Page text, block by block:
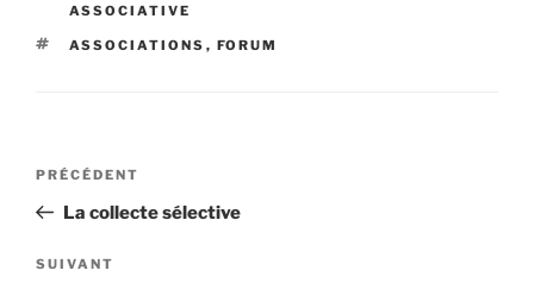
ASSOCIATIVE
ÉTIQUETTES
ASSOCIATIONS , FORUM
Navigation
l’article
Article
précédent
PRÉCÉDENT
La collecte sélective
Article
SUIVANT